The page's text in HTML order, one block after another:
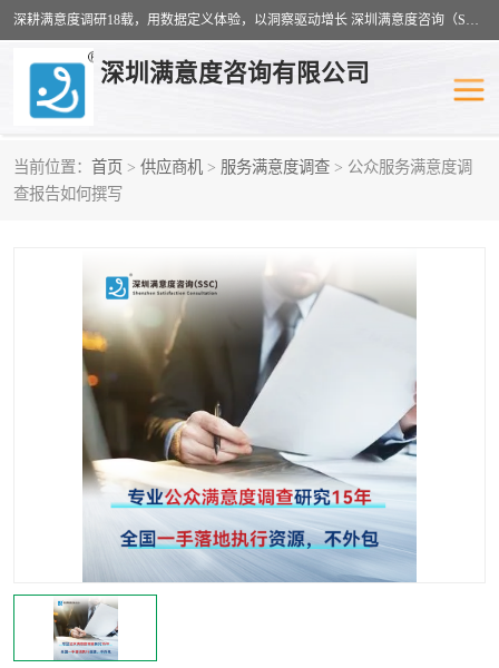
深耕满意度调研18载，用数据定义体验，以洞察驱动增长 深圳满意度咨询（SSC）：十八年专注，丈量每一份体验。
深圳满意度咨询有限公司
当前位置： 首页 > 供应商机 > 服务满意度调查 > 公众服务满意度调
查报告如何撰写
物业满意度调查
公共事务满意度调查 餐饮业满意度调查
营商环境满意度 员工满意度
服务满意度调查 汽车行业满意度